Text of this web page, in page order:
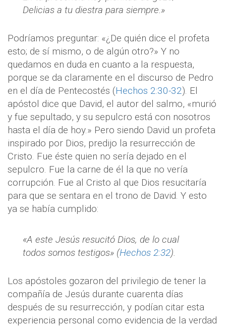
Delicias a tu diestra para siempre.»
Podríamos preguntar: «¿De quién dice el profeta
esto; de sí mismo, o de algún otro?» Y no
quedamos en duda en cuanto a la respuesta,
porque se da claramente en el discurso de Pedro
en el día de Pentecostés (Hechos 2:30-32). El
apóstol dice que David, el autor del salmo, «murió
y fue sepultado, y su sepulcro está con nosotros
hasta el día de hoy.» Pero siendo David un profeta
inspirado por Dios, predijo la resurrección de
Cristo. Fue éste quien no sería dejado en el
sepulcro. Fue la carne de él la que no vería
corrupción. Fue al Cristo al que Dios resucitaría
para que se sentara en el trono de David. Y esto
ya se había cumplido:
«A este Jesús resucitó Dios, de lo cual
todos somos testigos» (Hechos 2:32).
Los apóstoles gozaron del privilegio de tener la
compañía de Jesús durante cuarenta días
después de su resurrección, y podían citar esta
experiencia personal como evidencia de la verdad